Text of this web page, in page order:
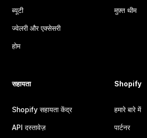
ब्यूटी
ज्वेलरी और एक्सेसरी
होम
मुफ़्त थीम
सहायता
Shopify सहायता केंद्र
API दस्तावेज़
Shopify
हमारे बारे में
पार्टनर